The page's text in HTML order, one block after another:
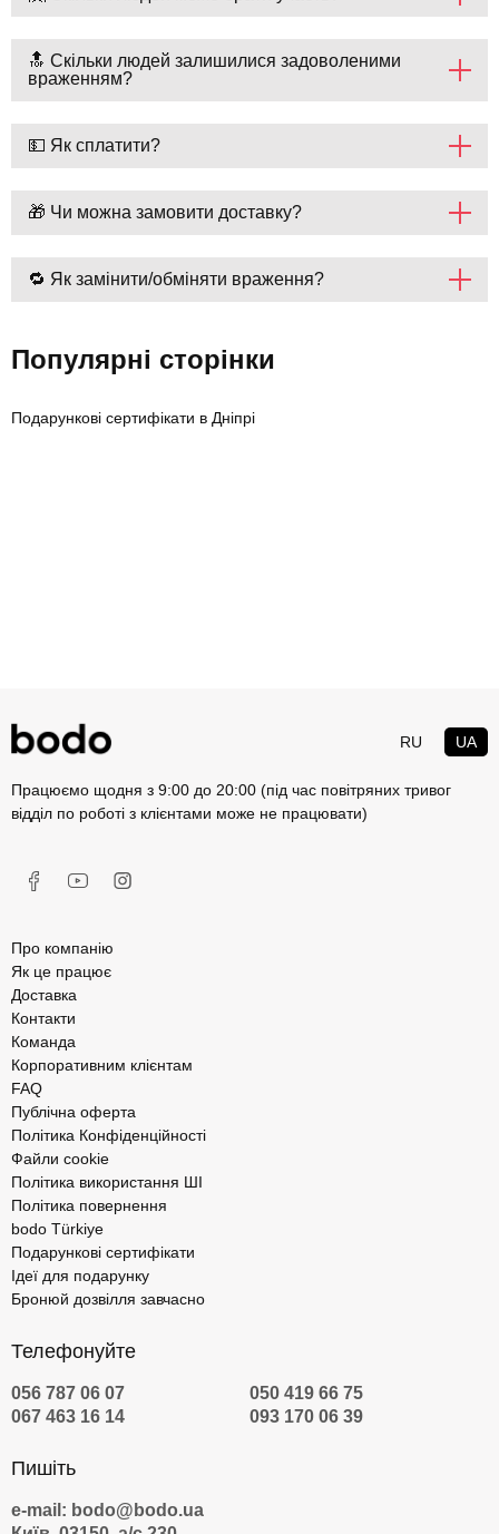
🔝 Скільки людей залишилися задоволеними
враженням?
💵 Як сплатити?
🎁 Чи можна замовити доставку?
🔁 Як замінити/обміняти враження?
Популярні сторінки
Подарункові сертифікати в Дніпрі
RU UA
Працюємо щодня з 9:00 до 20:00 (під час повітряних тривог
відділ по роботі з клієнтами може не працювати)
Про компанію
Як це працює
Доставка
Контакти
Команда
Корпоративним клієнтам
FAQ
Публічна оферта
Політика Конфіденційності
Файли cookie
Політика використання ШІ
Політика повернення
bodo Türkiye
Подарункові сертифікати
Ідеї для подарунку
Бронюй дозвілля завчасно
Телефонуйте
056 787 06 07
050 419 66 75
067 463 16 14
093 170 06 39
Пишіть
e-mail: bodo@bodo.ua